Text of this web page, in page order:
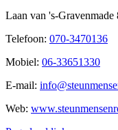
Laan van 's-
Telefoon: 070-3470136
Mobiel: 06-33651330
E-mail:
Web: